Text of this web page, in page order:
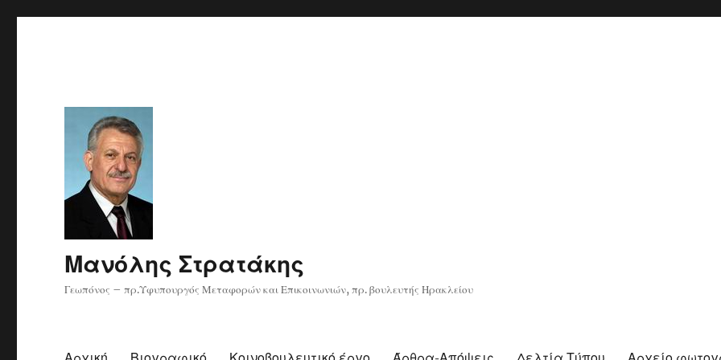
Μανόλης Στρατάκης
Γεωπόνος – πρ.Υφυπουργός Μεταφορών και Επικοινωνιών, πρ. βουλευτής Ηρακλείου